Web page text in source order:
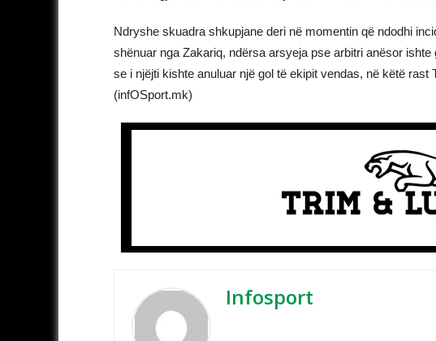
Ndryshe skuadra shkupjane deri në momentin që ndodhi
shënuar nga Zakariq, ndërsa arsyeja pse arbitri anësor
se i njëjti kishte anuluar një gol të ekipit vendas, në këtë
(infOSport.mk)
Infosport